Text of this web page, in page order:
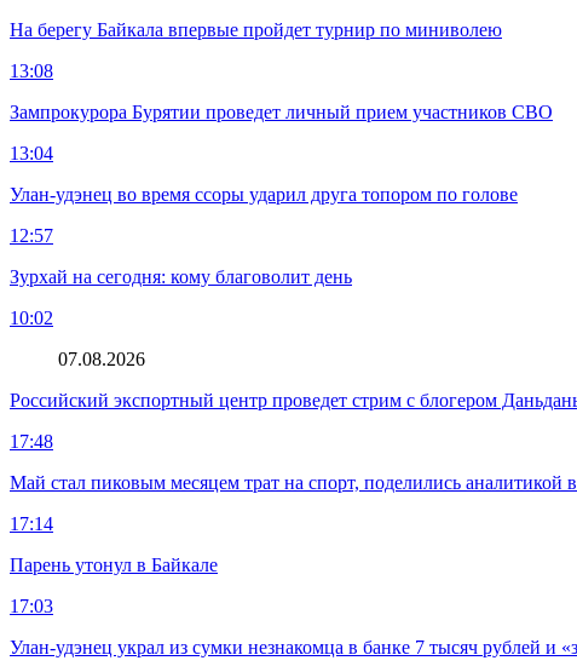
На берегу Байкала впервые пройдет турнир по миниволею
13:08
Зампрокурора Бурятии проведет личный прием участников СВО
13:04
Улан-удэнец во время ссоры ударил друга топором по голове
12:57
Зурхай на сегодня: кому благоволит день
10:02
07.08.2026
Российский экспортный центр проведет стрим с блогером
17:48
Май стал пиковым месяцем трат на спорт, поделились аналитикой
17:14
Парень утонул в Байкале
17:03
Улан-удэнец украл из сумки незнакомца в банке 7 тысяч рублей и